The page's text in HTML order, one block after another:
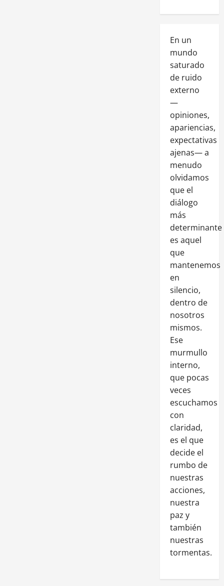
En un
mundo
saturado
de ruido
externo
—
opiniones,
apariencias,
expectativas
ajenas— a
menudo
olvidamos
que el
diálogo
más
determinante
es aquel
que
mantenemos
en
silencio,
dentro de
nosotros
mismos.
Ese
murmullo
interno,
que pocas
veces
escuchamos
con
claridad,
es el que
decide el
rumbo de
nuestras
acciones,
nuestra
paz y
también
nuestras
tormentas.